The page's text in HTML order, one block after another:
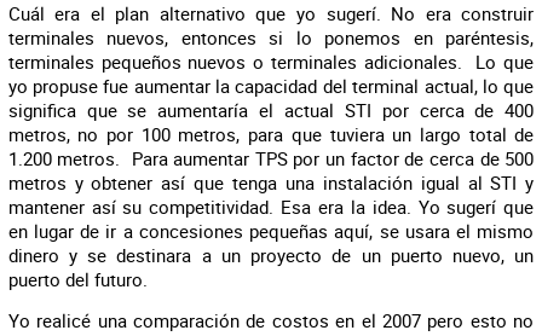
Cuál era el plan alternativo que yo sugerí. No era construir
terminales nuevos, entonces si lo ponemos en paréntesis,
terminales pequeños nuevos o terminales adicionales. Lo que
yo propuse fue aumentar la capacidad del terminal actual, lo que
significa que se aumentaría el actual STI por cerca de 400
metros, no por 100 metros, para que tuviera un largo total de
1.200 metros. Para aumentar TPS por un factor de cerca de 500
metros y obtener así que tenga una instalación igual al STI y
mantener así su competitividad. Esa era la idea. Yo sugerí que
en lugar de ir a concesiones pequeñas aquí, se usara el mismo
dinero y se destinara a un proyecto de un puerto nuevo, un
puerto del futuro.
Yo realicé una comparación de costos en el 2007 pero esto no